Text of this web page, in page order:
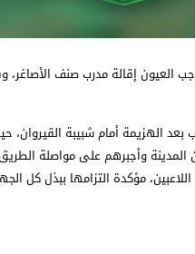
العيون إقالة مدرب صنف
الهزيمة أمام شبيبة القيروان،
مؤكدة التزامها ببذل كل